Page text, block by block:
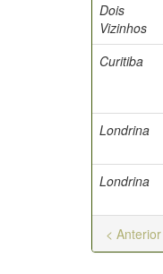
Dois
Vizinhos
Curitiba
Londrina
Londrina
< Anterior